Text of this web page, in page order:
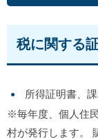
税に関する
所得証明書、
※毎年度、個人住
村が発行します。